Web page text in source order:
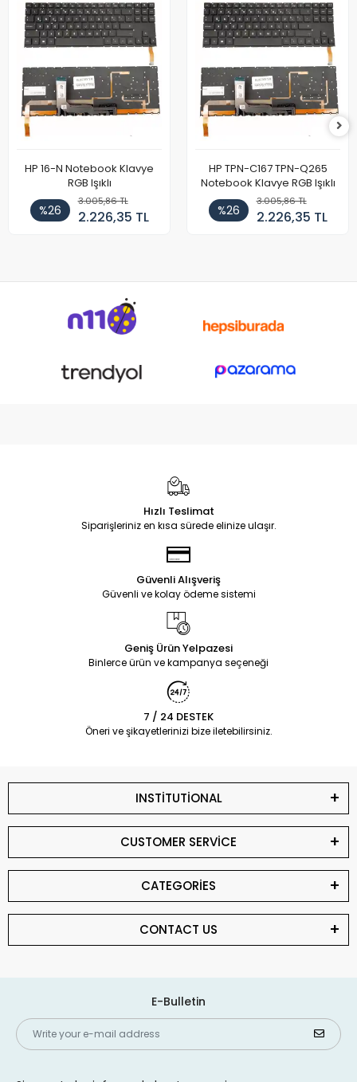
HP 16-N Notebook Klavye
RGB Işıklı
%26
3.005,86 TL
2.226,35 TL
HP TPN-C167 TPN-Q265
Notebook Klavye RGB Işıklı
%26
3.005,86 TL
2.226,35 TL
Hızlı Teslimat
Siparişleriniz en kısa sürede elinize ulaşır.
Güvenli Alışveriş
Güvenli ve kolay ödeme sistemi
Geniş Ürün Yelpazesi
Binlerce ürün ve kampanya seçeneği
7 / 24 DESTEK
Öneri ve şikayetlerinizi bize iletebilirsiniz.
INSTİTUTİONAL
CUSTOMER SERVİCE
CATEGORİES
CONTACT US
E-Bulletin